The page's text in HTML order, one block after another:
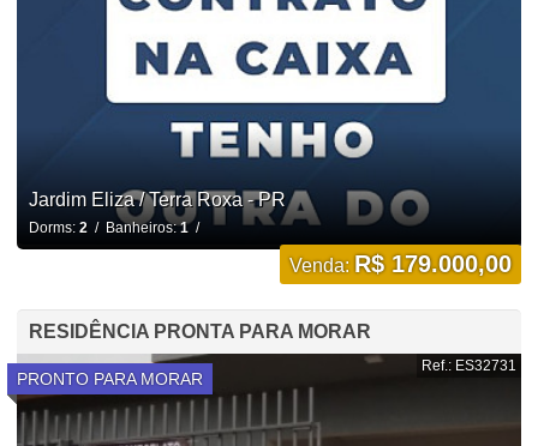
Jardim Eliza / Terra Roxa - PR
Dorms: 2/ Banheiros:1/
Venda: R$ 179.000,00
RESIDÊNCIA PRONTA PARA MORAR
PRONTO PARA MORAR
Ref.: ES32731